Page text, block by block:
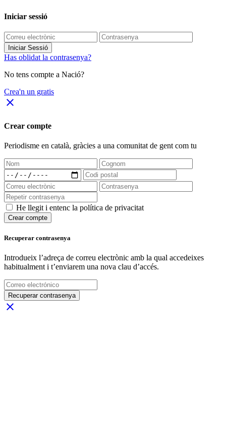
Iniciar sessió
Iniciar Sessió
Has oblidat la contrasenya?
No tens compte a Nació?
Crea'n un gratis
close
Crear compte
Periodisme en català, gràcies a una comunitat de gent com tu
He llegit i entenc la política de privacitat
Crear compte
Recuperar contrasenya
Introdueix l’adreça de correu electrònic amb la qual accedeixes
habitualment i t’enviarem una nova clau d’accés.
Recuperar contrasenya
close